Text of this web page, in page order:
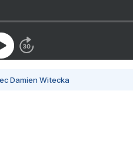
Damien Witecka